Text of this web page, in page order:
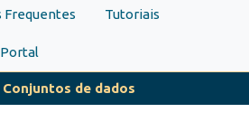
Frequentes Tutoriais
Conjuntos de dados